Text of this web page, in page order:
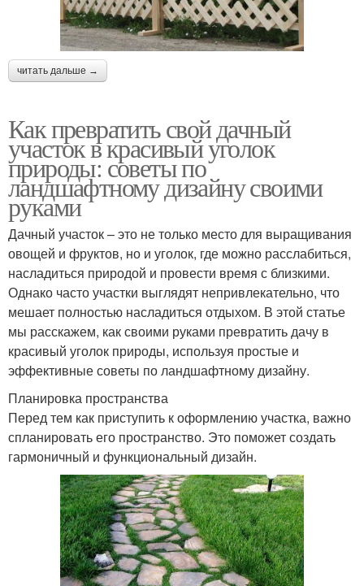
читать дальше →
Как превратить свой дачный
участок в красивый уголок
природы: советы по
ландшафтному дизайну своими
руками
Дачный участок – это не только место для выращивания
овощей и фруктов, но и уголок, где можно расслабиться,
насладиться природой и провести время с близкими.
Однако часто участки выглядят непривлекательно, что
мешает полностью насладиться отдыхом. В этой статье
мы расскажем, как своими руками превратить дачу в
красивый уголок природы, используя простые и
эффективные советы по ландшафтному дизайну.
Планировка пространства
Перед тем как приступить к оформлению участка, важно
спланировать его пространство. Это поможет создать
гармоничный и функциональный дизайн.